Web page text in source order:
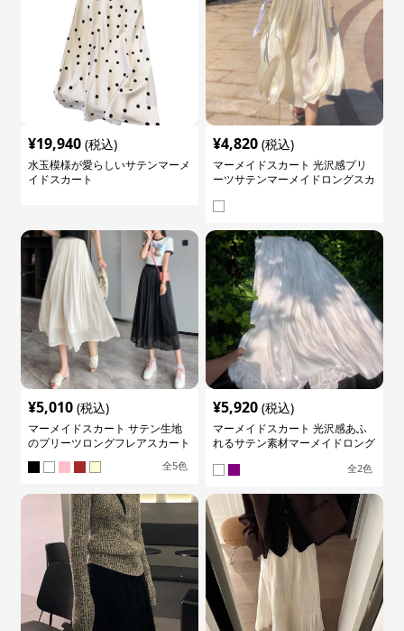
¥19,940 (税込)
水玉模様が愛らしいサテンマーメ
イドスカート
¥4,820 (税込)
マーメイドスカート 光沢感プリ
ーツサテンマーメイドロングスカ
¥5,010 (税込)
マーメイドスカート サテン生地
のプリーツロングフレアスカート
全5色
¥5,920 (税込)
マーメイドスカート 光沢感あふ
れるサテン素材マーメイドロング
全2色